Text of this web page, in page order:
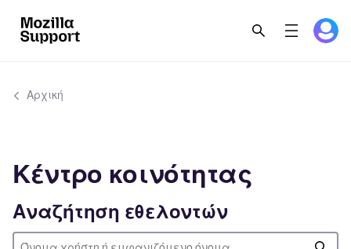
Αρχική
Κέντρο κοινότητας
Αναζήτηση εθελοντών